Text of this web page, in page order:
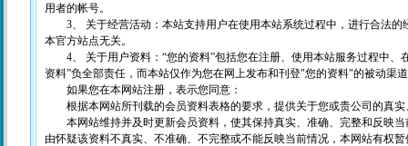
用者的帐号。
3、 关于经营活动：本站支持用户在使用本站系统过程中，进行合法的
本官方站点无关。
4、 关于用户资料：“您的资料”包括您在注册、使用本站服务过程中、
资料”负全部责任，而本站仅作为您在网上发布和刊登"您的资料"的被动渠
如果您在本网站注册，表示您同意：
根据本网站所刊载的会员资料表格的要求，提供关于您或贵公司的真实
本网站维持并及时更新会员资料，使其保持真实、准确、完整和反映当
由怀疑该资料不真实、不准确、不完整或不能反映当前情况，本网站有权